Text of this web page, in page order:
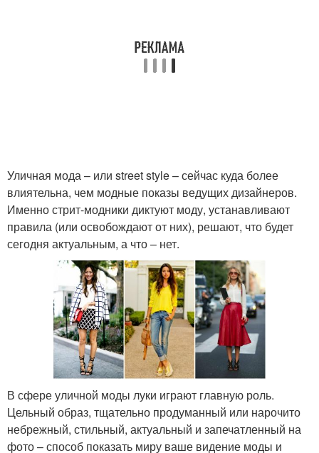
Уличная мода – или street style – сейчас куда более
влиятельна, чем модные показы ведущих дизайнеров.
Именно стрит-модники диктуют моду, устанавливают
правила (или освобождают от них), решают, что будет
сегодня актуальным, а что – нет.
В сфере уличной моды луки играют главную роль.
Цельный образ, тщательно продуманный или нарочито
небрежный, стильный, актуальный и запечатленный на
фото – способ показать миру ваше видение моды и